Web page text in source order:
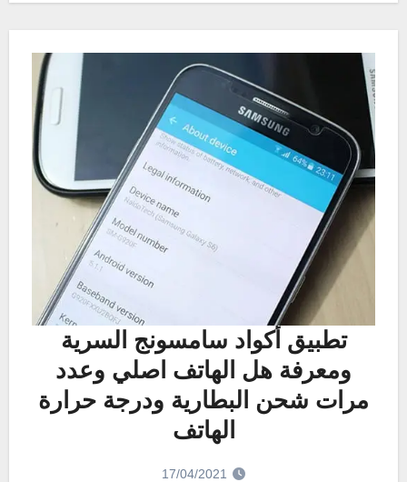
تطبيق أكواد سامسونج السرية
ومعرفة هل الهاتف اصلي وعدد
مرات شحن البطارية ودرجة حرارة
الهاتف
17/04/2021